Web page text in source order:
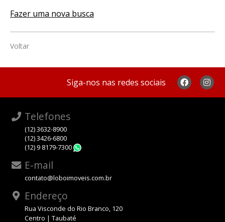
Fazer uma nova busca
Voltar
Siga-nos nas redes sociais
Telefones
(12) 3632-8900
(12) 3426-6800
(12) 9 8179-7300
E-mail
contato@loboimoveis.com.br
Endereço
Rua Visconde do Rio Branco, 120
Centro | Taubaté